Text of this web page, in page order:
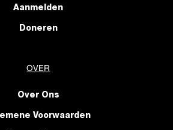
Aanmelden
Doneren
OVER
Over Ons
Voorwaarden